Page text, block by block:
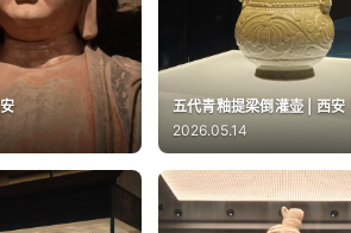
五代青釉提梁倒灌壶 | 西安
2026.05.14